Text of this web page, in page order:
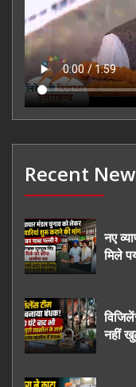
Recent
नए
मिले
नहीं